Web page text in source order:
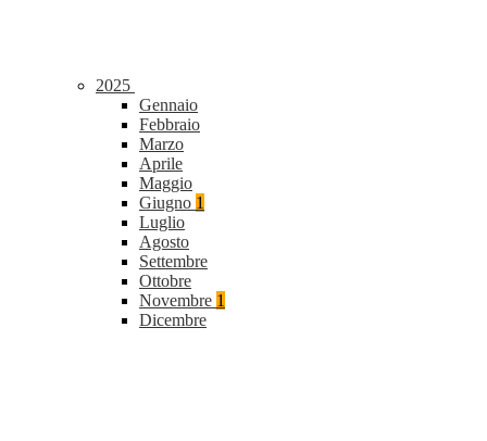
2025
Gennaio
Febbraio
Marzo
Aprile
Maggio
Giugno 1
Luglio
Agosto
Settembre
Ottobre
Novembre 1
Dicembre